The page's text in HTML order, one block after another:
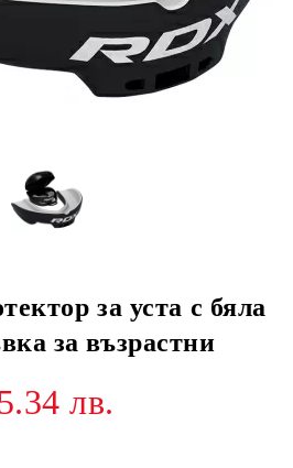
за уста с бяла
за възрастни
лв.